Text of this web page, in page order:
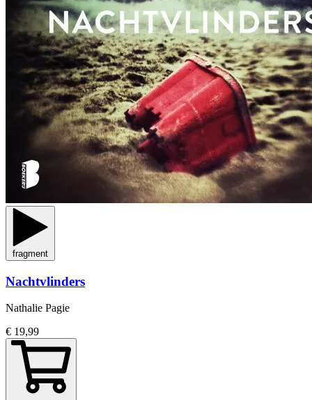
fragment
Nachtvlinders
Nathalie Pagie
€ 19,99